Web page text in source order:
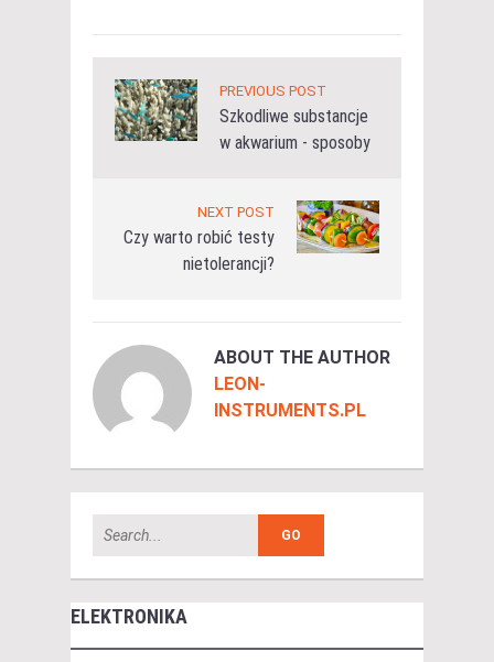
PREVIOUS POST
Szkodliwe substancje
w akwarium - sposoby
NEXT POST
Czy warto robić testy
nietolerancji?
ABOUT THE AUTHOR
LEON-
INSTRUMENTS.PL
ELEKTRONIKA